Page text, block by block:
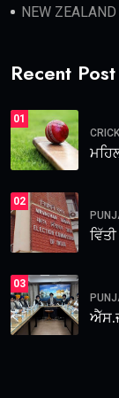
NEW ZEALAND
Recent Post
01
02
03